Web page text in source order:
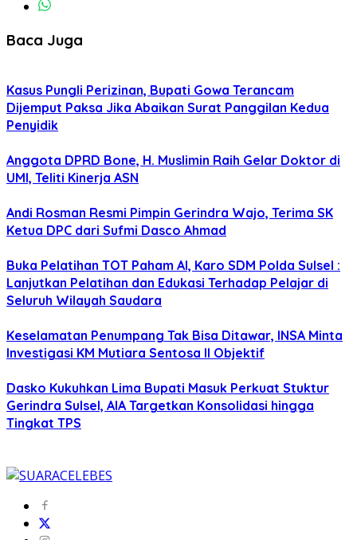
Baca Juga
Kasus Pungli Perizinan, Bupati Gowa Terancam
Dijemput Paksa Jika Abaikan Surat Panggilan Kedua
Penyidik
Anggota DPRD Bone, H. Muslimin Raih Gelar Doktor di
UMI, Teliti Kinerja ASN
Andi Rosman Resmi Pimpin Gerindra Wajo, Terima SK
Ketua DPC dari Sufmi Dasco Ahmad
Buka Pelatihan TOT Paham AI, Karo SDM Polda Sulsel :
Lanjutkan Pelatihan dan Edukasi Terhadap Pelajar di
Seluruh Wilayah Saudara
Keselamatan Penumpang Tak Bisa Ditawar, INSA Minta
Investigasi KM Mutiara Sentosa II Objektif
Dasko Kukuhkan Lima Bupati Masuk Perkuat Stuktur
Gerindra Sulsel, AIA Targetkan Konsolidasi hingga
Tingkat TPS